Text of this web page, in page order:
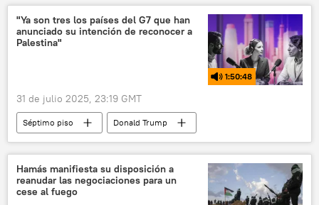
"Ya son tres los países del G7 que han
anunciado su intención de reconocer a
Palestina"
1:50:48
31 de julio 2025, 23:19 GMT
Séptimo piso
Donald Trump
Mark Carney
Palestina
EEUU
política
G7 Canadá
Hamás manifiesta su disposición a
reanudar las negociaciones para un
cese al fuego